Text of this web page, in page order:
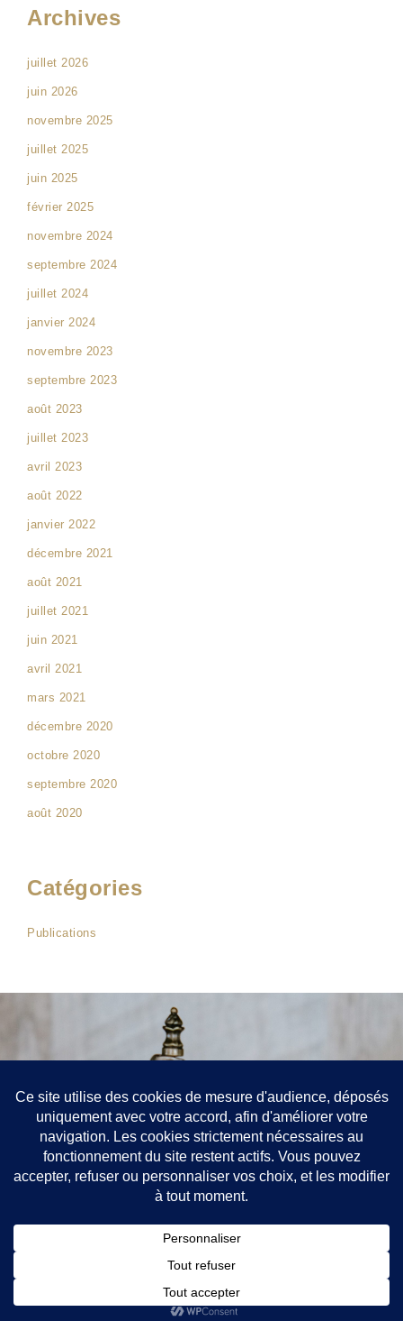
Archives
juillet 2026
juin 2026
novembre 2025
juillet 2025
juin 2025
février 2025
novembre 2024
septembre 2024
juillet 2024
janvier 2024
novembre 2023
septembre 2023
août 2023
juillet 2023
avril 2023
août 2022
janvier 2022
décembre 2021
août 2021
juillet 2021
juin 2021
avril 2021
mars 2021
décembre 2020
octobre 2020
septembre 2020
août 2020
Catégories
Publications
52 rue de Richelieu, Paris 75001
+33688907201
jean-philippe.chatelain@avocat.fr
Toque : EV
Mentions légales